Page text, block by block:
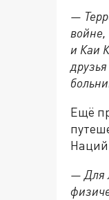
—
и Каи
Ещё
Наций
— Для